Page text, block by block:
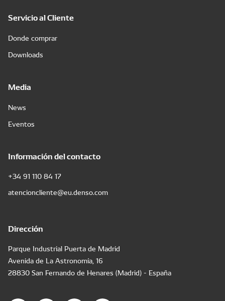
Servicio al Cliente
Donde comprar
Downloads
Media
News
Eventos
Información del contacto
+34 91 110 84 17
atencioncliente@eu.denso.com
Dirección
Parque Industrial Puerta de Madrid
Avenida de La Astronomía, 16
28830 San Fernando de Henares (Madrid) - España